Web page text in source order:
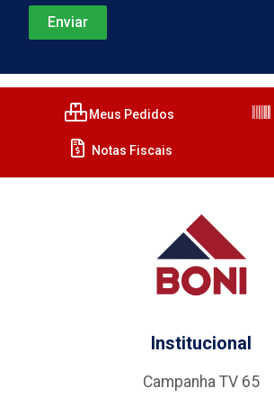
Meus Pedidos
Notas Fiscais
Institucional
Campanha TV 65